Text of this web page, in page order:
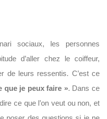
sociaux, les personnes
d’aller chez le coiffeur,
de leurs ressentis. C’est ce
que je peux faire ». Dans ce
ce que l’on veut ou non, et